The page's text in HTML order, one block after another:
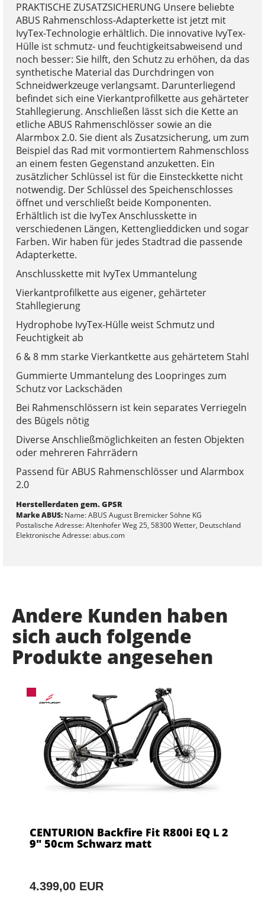
PRAKTISCHE ZUSATZSICHERUNG Unsere beliebte
ABUS Rahmenschloss-Adapterkette ist jetzt mit
IvyTex-Technologie erhältlich. Die innovative IvyTex-
Hülle ist schmutz- und feuchtigkeitsabweisend und
noch besser: Sie hilft, den Schutz zu erhöhen, da das
synthetische Material das Durchdringen von
Schneidwerkzeuge verlangsamt. Darunterliegend
befindet sich eine Vierkantprofilkette aus gehärteter
Stahllegierung. Anschließen lässt sich die Kette an
etliche ABUS Rahmenschlösser sowie an die
Alarmbox 2.0. Sie dient als Zusatzsicherung, um zum
Beispiel das Rad mit vormontiertem Rahmenschloss
an einem festen Gegenstand anzuketten. Ein
zusätzlicher Schlüssel ist für die Einsteckkette nicht
notwendig. Der Schlüssel des Speichenschlosses
öffnet und verschließt beide Komponenten.
Erhältlich ist die IvyTex Anschlusskette in
verschiedenen Längen, Kettenglieddicken und sogar
Farben. Wir haben für jedes Stadtrad die passende
Adapterkette.
Anschlusskette mit IvyTex Ummantelung
Vierkantprofilkette aus eigener, gehärteter
Stahllegierung
Hydrophobe IvyTex-Hülle weist Schmutz und
Feuchtigkeit ab
6 & 8 mm starke Vierkantkette aus gehärtetem Stahl
Gummierte Ummantelung des Loopringes zum
Schutz vor Lackschäden
Bei Rahmenschlössern ist kein separates Verriegeln
des Bügels nötig
Diverse Anschließmöglichkeiten an festen Objekten
oder mehreren Fahrrädern
Passend für ABUS Rahmenschlösser und Alarmbox
2.0
Herstellerdaten gem. GPSR
Marke ABUS:Name: ABUS August Bremicker Söhne KG
Postalische Adresse: Altenhofer Weg 25, 58300 Wetter, Deutschland
Elektronische Adresse: abus.com
Andere Kunden haben
sich auch folgende
Produkte angesehen
CENTURION Backfire Fit R800i EQ L 2
9" 50cm Schwarz matt
4.399,00 EUR